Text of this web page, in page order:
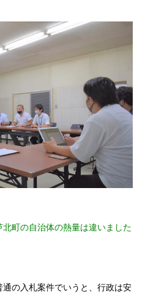
町の自治体の熱量は違いました
の入札案件でいうと、行政は安